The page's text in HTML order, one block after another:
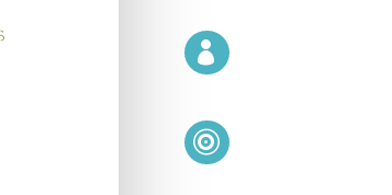

